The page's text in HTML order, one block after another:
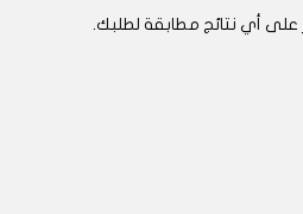
على أي نتائج مطابقة لطلبك.